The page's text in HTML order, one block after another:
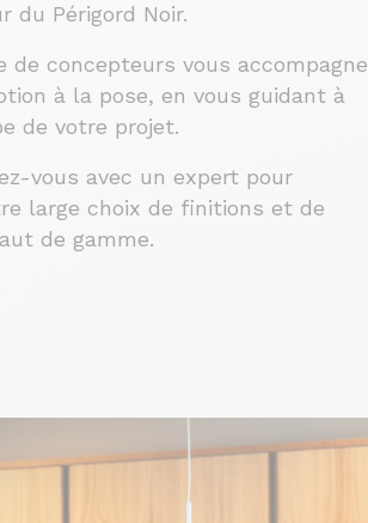
du Périgord Noir.
de concepteurs vous accompagne
à la pose, en vous guidant à
de votre projet.
vous avec un expert pour
large choix de finitions et de
de gamme.